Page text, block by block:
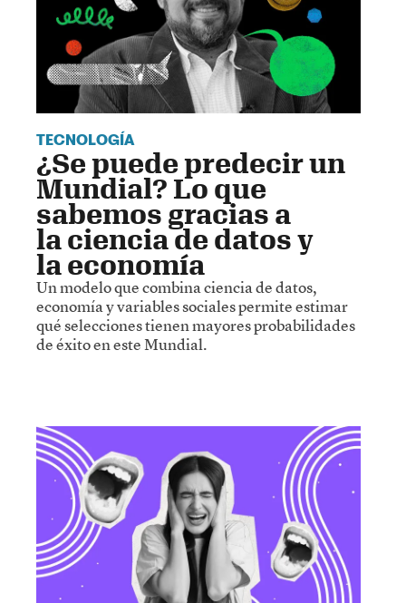
TECNOLOGÍA
¿Se puede predecir un
Mundial? Lo que
sabemos gracias a
la ciencia de datos y
la economía
Un modelo que combina ciencia de datos,
economía y variables sociales permite estimar
qué selecciones tienen mayores probabilidades
de éxito en este Mundial.